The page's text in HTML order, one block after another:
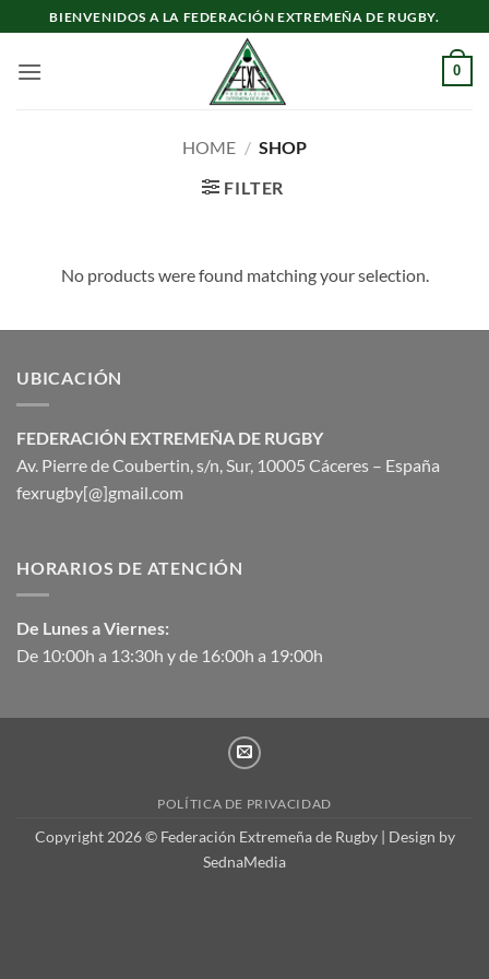
al
contenido
BIENVENIDOS A LA FEDERACIÓN EXTREMEÑA DE RUGBY.
0
HOME / SHOP
FILTER
No products were found matching your selection.
UBICACIÓN
FEDERACIÓN EXTREMEÑA DE RUGBY
Av. Pierre de Coubertin, s/n, Sur, 10005 Cáceres – España
fexrugby[@]gmail.com
HORARIOS DE ATENCIÓN
De Lunes a Viernes:
De 10:00h a 13:30h y de 16:00h a 19:00h
POLÍTICA DE PRIVACIDAD
Copyright 2026 © Federación Extremeña de Rugby | Design by
SednaMedia